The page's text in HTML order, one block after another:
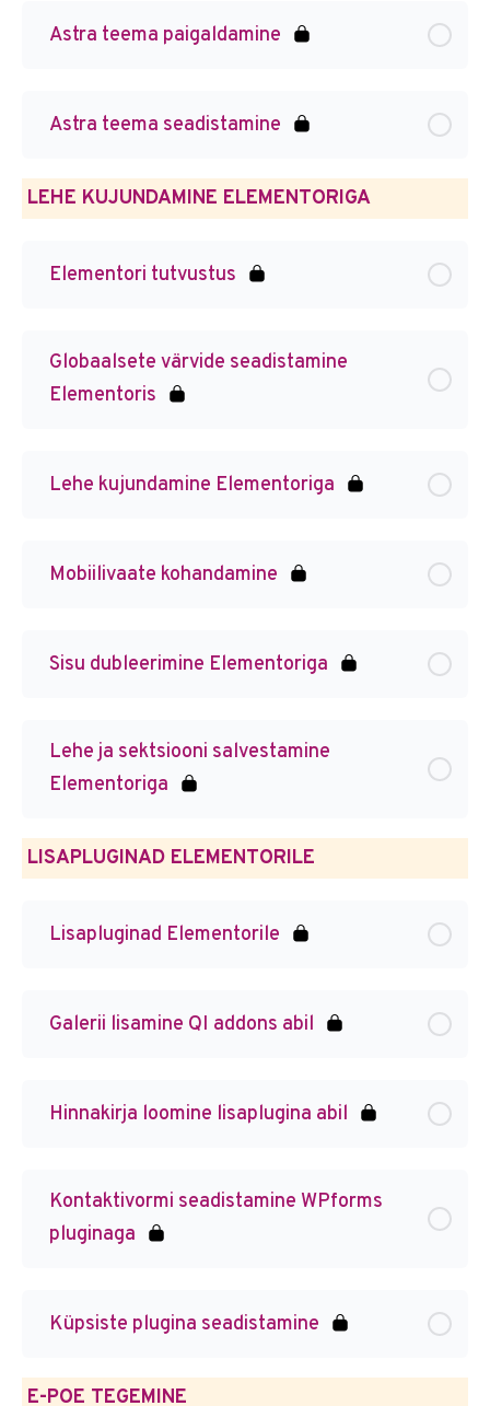
Astra teema paigaldamine
Astra teema seadistamine
LEHE KUJUNDAMINE ELEMENTORIGA
Elementori tutvustus
Globaalsete värvide seadistamine
Elementoris
Lehe kujundamine Elementoriga
Mobiilivaate kohandamine
Sisu dubleerimine Elementoriga
Lehe ja sektsiooni salvestamine
Elementoriga
LISAPLUGINAD ELEMENTORILE
Lisapluginad Elementorile
Galerii lisamine QI addons abil
Hinnakirja loomine lisaplugina abil
Kontaktivormi seadistamine WPforms
pluginaga
Küpsiste plugina seadistamine
E-POE TEGEMINE